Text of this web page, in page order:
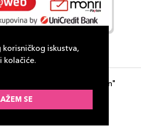
iskustva,
kolačiće.
SE
- "DP Lux Distribution"
d.o.o. Banja Luka
d.o.o. Sarajevo